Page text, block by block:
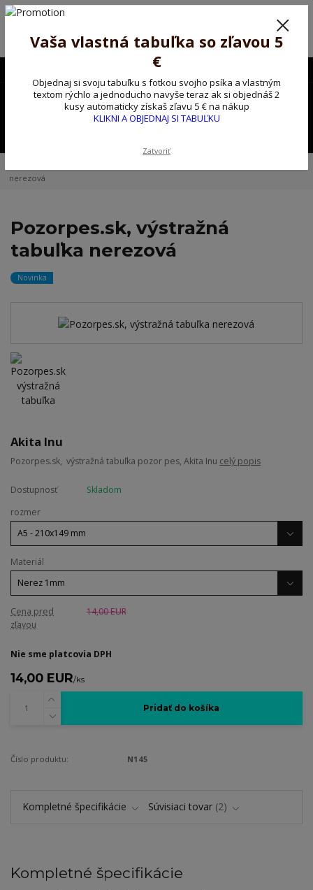
Poprosíme ctených zákazníkov o trpezlivosť, v tomto období máme
Preto sme Vám pripravili malý darček ako ospravedlnenie.
!!! ZĽAVA 5€ na PRVÚ objednávku nad 30€ s kódom pozorpes5 !!!
0,00 EUR
nerezová
Pozorpes.sk, výstražná
tabuľka nerezová
Novinka
Akita Inu
Pozorpes.sk, výstražná tabuľka pozor pes, Akita Inu celý popis
Dostupnosť
Skladom
rozmer
Materiál
Cena pred
zľavou
14,00 EUR
Nie sme platcovia DPH
14,00 EUR/ks
Pridať do košíka
Číslo produktu: N145
Kompletné špecifikácie Súvisiaci tovar 2
Kompletné špecifikácie
Vaša vlastná tabuľka so zľavou 5
€
Objednaj si svoju tabuľku s fotkou svojho psíka a vlastným
textom rýchlo a jednoducho navyše teraz ak si objednáš 2
kusy automaticky získaš zľavu 5 € na nákup
KLIKNI A OBJEDNAJ SI TABUĽKU
Zatvoriť